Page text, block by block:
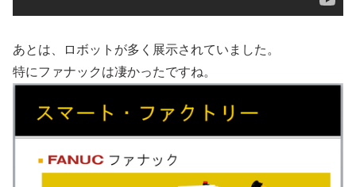
あとは、ロボットが多く展示されていました。
特にファナックは凄かったですね。